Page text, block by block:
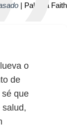
| Paloma Faith
o
de
que